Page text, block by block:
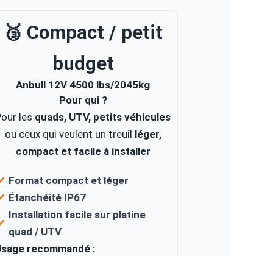
🥉 Compact / petit
budget
Anbull 12V 4500 lbs/2045kg
Pour qui ?
les quads, UTV, petits véhicules
ou ceux qui veulent un treuil léger,
compact et facile à installer
Format compact et léger
Étanchéité IP67
Installation facile sur platine
quad / UTV
recommandé :